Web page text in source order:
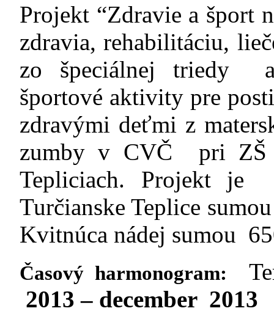
Projekt “Zdravie a šport
zdravia, rehabilitáciu,
zo špeciálnej triedy a
športové aktivity pre
zdravými deťmi z
zumby v CVČ pri ZŠ
Tepliciach. Projekt je
Turčianske Teplice
Kvitnúca nádej sumou
Časový harmonogram:
2013 – december 2013